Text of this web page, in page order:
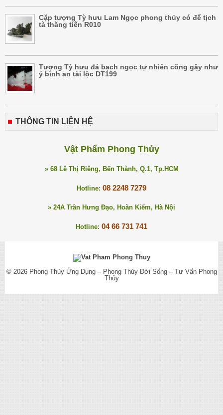
Cặp tượng Tỳ hưu Lam Ngọc phong thủy có đế tịch
tà thăng tiến R010
Tượng Tỳ hưu đá bạch ngọc tự nhiên cõng gậy như
ý bình an tài lộc DT199
THÔNG TIN LIÊN HỆ
Vật Phẩm Phong Thủy
» 68 Lê Thị Riêng, Bến Thành, Q.1, Tp.HCM
Hotline: 08 2248 7279
» 24A Trần Hưng Đạo, Hoàn Kiếm, Hà Nội
Hotline: 04 66 731 741
© 2026 Phong Thủy Ứng Dụng – Phong Thủy Đời Sống – Tư Vấn Phong
Thủy